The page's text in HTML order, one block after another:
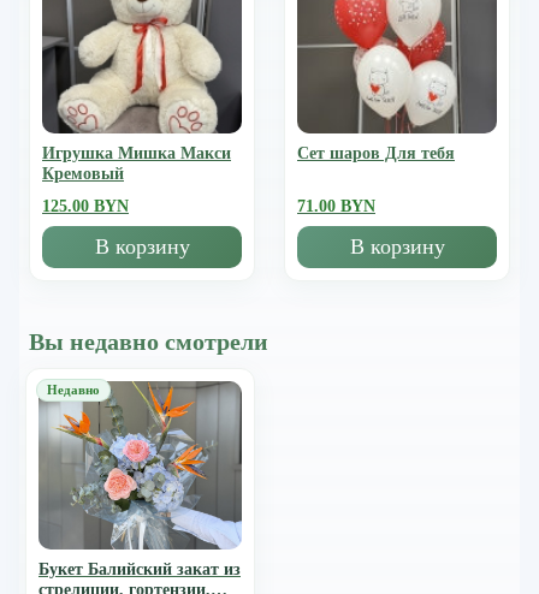
Игрушка Мишка Mакси
Кремовый
125.00 BYN
В корзину
Сет шаров Для тебя
71.00 BYN
В корзину
Вы недавно смотрели
Букет Балийский закат из
стрелиции, гортензии,